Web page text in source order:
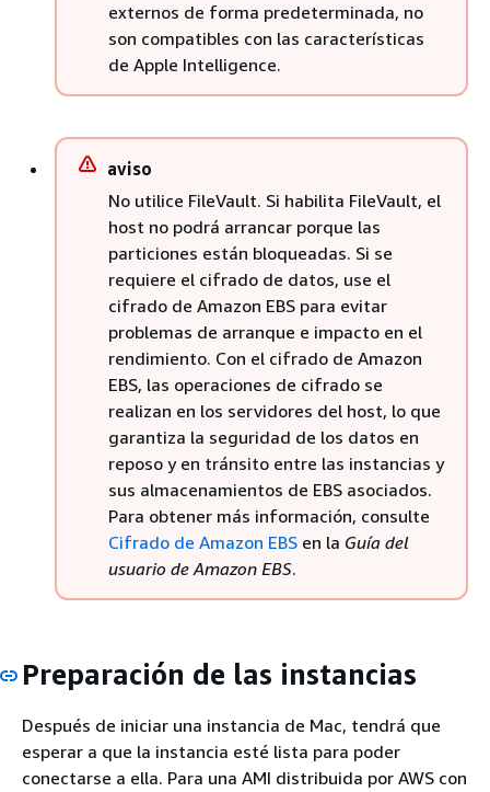
externos de forma predeterminada, no
son compatibles con las características
de Apple Intelligence.
aviso
No utilice FileVault. Si habilita FileVault, el
host no podrá arrancar porque las
particiones están bloqueadas. Si se
requiere el cifrado de datos, use el
cifrado de Amazon EBS para evitar
problemas de arranque e impacto en el
rendimiento. Con el cifrado de Amazon
EBS, las operaciones de cifrado se
realizan en los servidores del host, lo que
garantiza la seguridad de los datos en
reposo y en tránsito entre las instancias y
sus almacenamientos de EBS asociados.
Para obtener más información, consulte
Cifrado de Amazon EBS en la Guía del
usuario de Amazon EBS.
Preparación de las instancias
Después de iniciar una instancia de Mac, tendrá que
esperar a que la instancia esté lista para poder
conectarse a ella. Para una AMI distribuida por AWS con